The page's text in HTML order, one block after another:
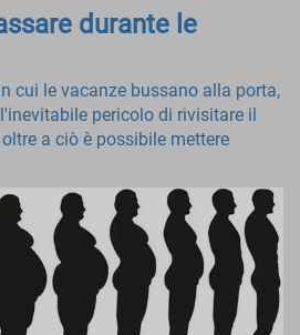
durante le
cui le vacanze bussano alla porta,
pericolo di rivisitare il
a ciò è possibile mettere